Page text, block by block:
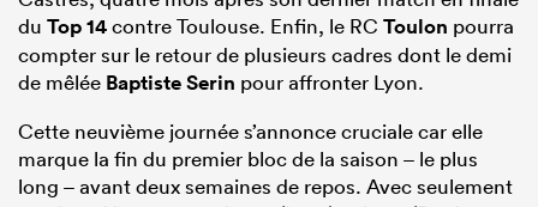
du Top 14contre Toulouse. Enfin, le RC Toulon pourra
compter sur le retour de plusieurs cadres dont le demi
de mêlée Baptiste Serin pour affronter Lyon.
Cette neuvième journée s’annonce cruciale car elle
marque la fin du premier bloc de la saison – le plus
long – avant deux semaines de repos. Avec seulement